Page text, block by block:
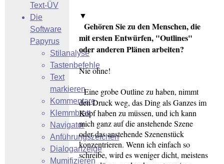
Text-ÜV
Die
Software
Papyrus
Stilanalyse
Tastenbefehle
Text
markieren
Kommentare
Klemmbrett
Navigator
Anführungszeichen
Dialoganzeige
Mumifizieren
▼
Gehören Sie zu den Menschen, die
mit ersten Entwürfen, "Outlines"
oder anderen Plänen arbeiten?
Nie ohne!
Eine grobe Outline zu haben, nimmt
den Druck weg, das Ding als Ganzes im
Kopf haben zu müssen, und ich kann
mich ganz auf die anstehende Szene
oder das anstehende Szenenstück
konzentrieren. Wenn ich einfach so
schreibe, wird es weniger dicht, meistens